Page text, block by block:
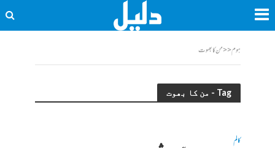
ہوم<<من کا بھوت
Tag - من کا بھوت
کالم